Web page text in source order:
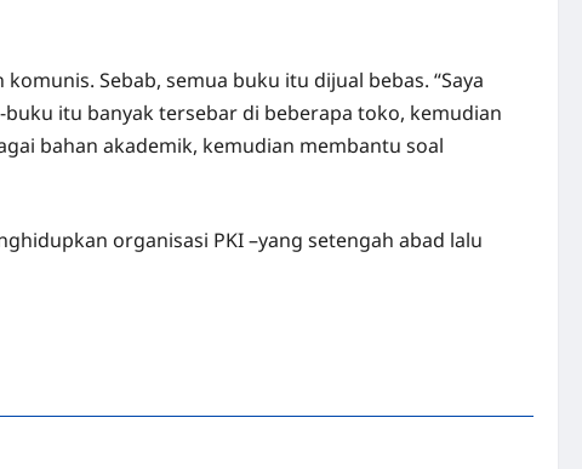
Sebab, semua buku itu dijual bebas. “Saya
itu banyak tersebar di beberapa toko, kemudian
bahan akademik, kemudian membantu soal
organisasi PKI –yang setengah abad lalu